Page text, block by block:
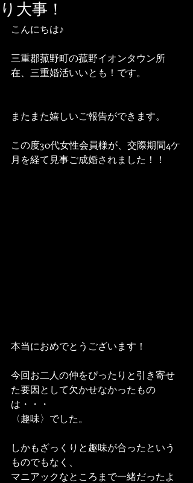
り大事！
こんにちは♪
三重郡菰野町の菰野イオンタウン所
在、三重婚活いいとも！です。
またまた嬉しいご報告ができます。
この度30代女性会員様が、交際期間4ケ
月を経て見事ご成婚されました！！
本当におめでとうございます！
今回お二人の仲をぴったりと引き寄せ
た要因として欠かせなかったもの
は・・・
〈趣味〉でした。
しかもざっくりと趣味が合ったという
ものでもなく、
マニアックなところまで一緒だったよ